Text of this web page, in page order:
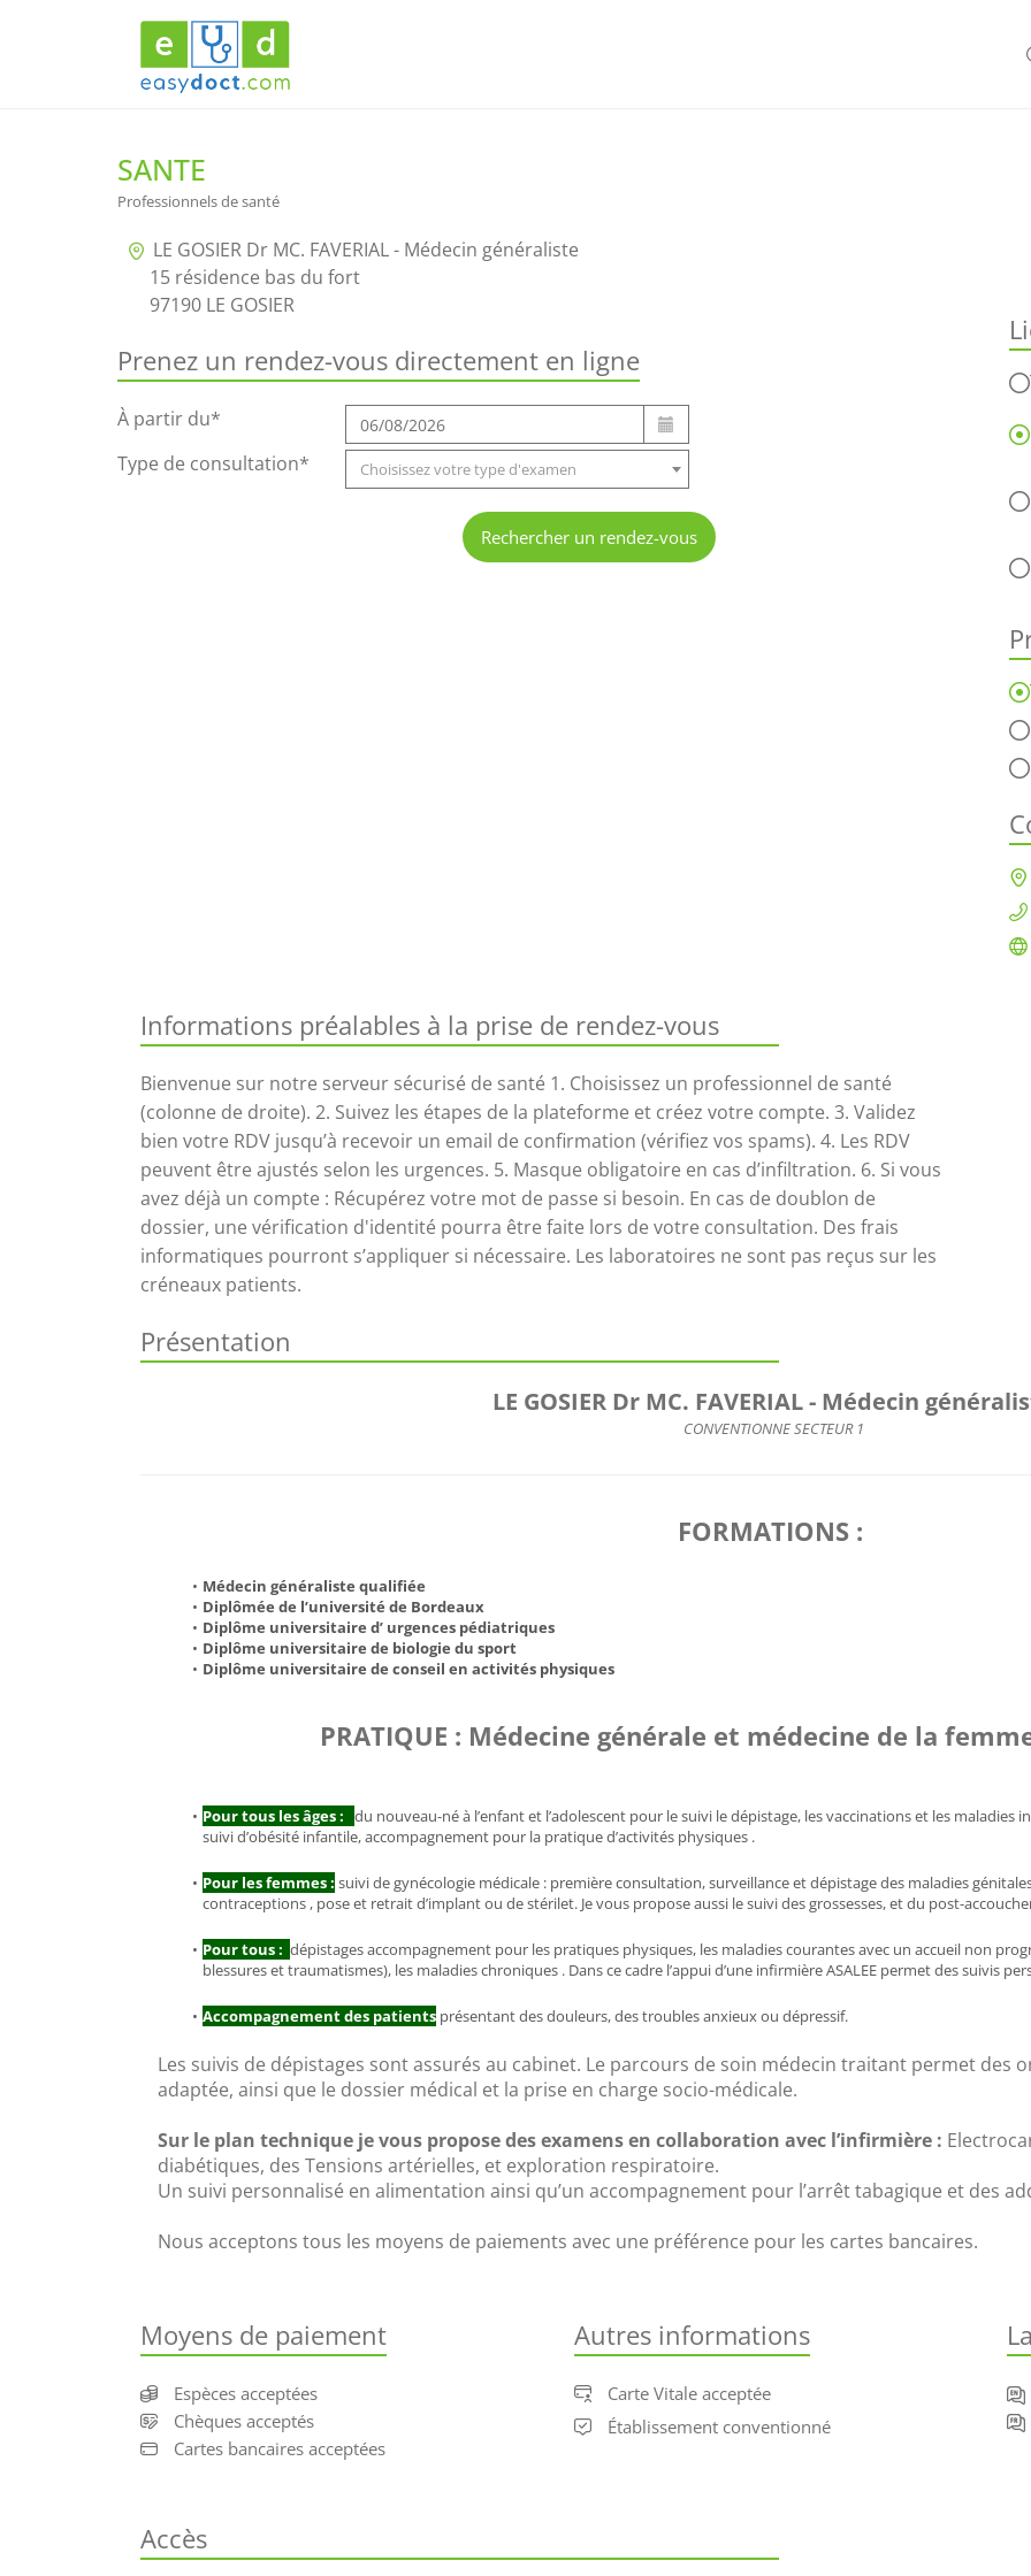
SANTE
Professionnels de santé
LE GOSIER Dr MC. FAVERIAL - Médecin généraliste
15 résidence bas du fort
97190 LE GOSIER
Prenez un rendez-vous directement en ligne
À partir du*
Type de consultation*
Choisissez votre type d'examen
Rechercher un rendez-vous
Informations préalables à la prise de rendez-vous
Bienvenue sur notre serveur sécurisé de santé 1. Choisissez un professionnel de santé
(colonne de droite). 2. Suivez les étapes de la plateforme et créez votre compte. 3. Validez
bien votre RDV jusqu’à recevoir un email de confirmation (vérifiez vos spams). 4. Les RDV
peuvent être ajustés selon les urgences. 5. Masque obligatoire en cas d’infiltration. 6. Si vous
avez déjà un compte : Récupérez votre mot de passe si besoin. En cas de doublon de
dossier, une vérification d'identité pourra être faite lors de votre consultation. Des frais
informatiques pourront s’appliquer si nécessaire. Les laboratoires ne sont pas reçus sur les
créneaux patients.
Présentation
LE GOSIER Dr MC. FAVERIAL - Médecin
CONVENTIONNE SECTEUR 1
FORMATIONS :
Médecin généraliste qualifiée
Diplômée de l’université de Bordeaux
Diplôme universitaire d’ urgences pédiatriques
Diplôme universitaire de biologie du sport
Diplôme universitaire de conseil en activités physiques
PRATIQUE : Médecine générale et médecine de la
Pour tous les âges : du nouveau-né à l’enfant et l’adolescent pour le suivi le dépistage, les vaccinations et les maladies
suivi d’obésité infantile, accompagnement pour la pratique d’activités physiques .
Pour les femmes : suivi de gynécologie médicale : première consultation, surveillance et dépistage des maladies
contraceptions , pose et retrait d’implant ou de stérilet. Je vous propose aussi le suivi des grossesses, et du post-
Pour tous : dépistages accompagnement pour les pratiques physiques, les maladies courantes avec un accueil non
blessures et traumatismes), les maladies chroniques . Dans ce cadre l’appui d’une infirmière ASALEE permet des suivis
Accompagnement des patients présentant des douleurs, des troubles anxieux ou dépressif.
Les suivis de dépistages sont assurés au cabinet. Le parcours de soin médecin traitant permet des
adaptée, ainsi que le dossier médical et la prise en charge socio-médicale.
Sur le plan technique je vous propose des examens en collaboration avec l’infirmière :
diabétiques, des Tensions artérielles, et exploration respiratoire.
Un suivi personnalisé en alimentation ainsi qu’un accompagnement pour l’arrêt tabagique et des
Nous acceptons tous les moyens de paiements avec une préférence pour les cartes bancaires.
Moyens de paiement
Espèces acceptées
Chèques acceptés
Cartes bancaires acceptées
Autres informations
Carte Vitale acceptée
Établissement conventionné
Accès